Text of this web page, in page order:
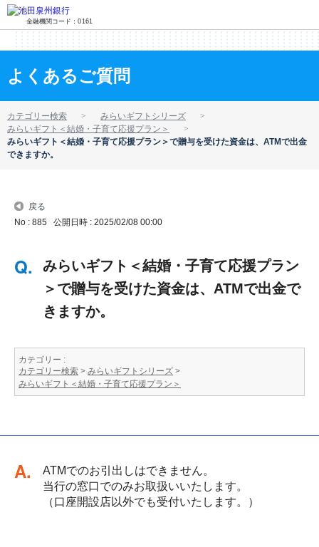
金融機関コード：0161
よくあるご質問
カテゴリー検索
みらいギフトシリーズ
みらいギフト＜結婚・子育て応援プラン＞
みらいギフト＜結婚・子育て応援プラン＞で贈与を受けた資金は、ATMで出金
できますか。
戻る
No : 885 公開日時 : 2025/02/08 00:00
みらいギフト＜結婚・子育て応援プラン
＞で贈与を受けた資金は、ATMで出金で
きますか。
カテゴリー :
カテゴリー検索 > みらいギフトシリーズ >
みらいギフト＜結婚・子育て応援プラン＞
回答
ATMでのお引出しはできません。
当行の窓口でのみお取扱いいたします。
（口座開設店以外でも受付いたします。）